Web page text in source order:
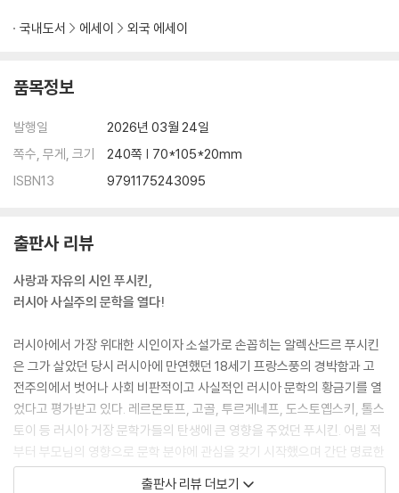
국내도서 에세이 외국 에세이
품목정보
발행일
2026년 03월 24일
쪽수, 무게, 크기
240쪽 | 70*105*20mm
ISBN13
9791175243095
출판사 리뷰
사랑과 자유의 시인 푸시킨,
러시아 사실주의 문학을 열다!
러시아에서 가장 위대한 시인이자 소설가로 손꼽히는 알렉산드르 푸시킨
은 그가 살았던 당시 러시아에 만연했던 18세기 프랑스풍의 경박함과 고
전주의에서 벗어나 사회 비판적이고 사실적인 러시아 문학의 황금기를 열
었다고 평가받고 있다. 레르몬토프, 고골, 투르게네프, 도스토옙스키, 톨스
토이 등 러시아 거장 문학가들의 탄생에 큰 영향을 주었던 푸시킨. 어릴 적
부터 부모님의 영향으로 문학 분야에 관심을 갖기 시작했으며 간단 명료한
시어를 통해 러시아 국민의 삶을 노래했다.
출판사 리뷰 더보기